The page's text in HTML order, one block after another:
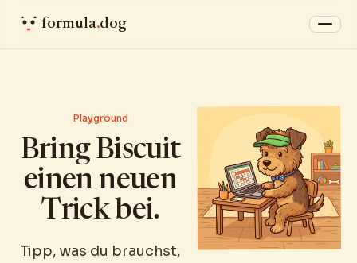
formula.dog
Playground
Bring Biscuit
einen neuen
Trick bei.
Tipp, was du brauchst,